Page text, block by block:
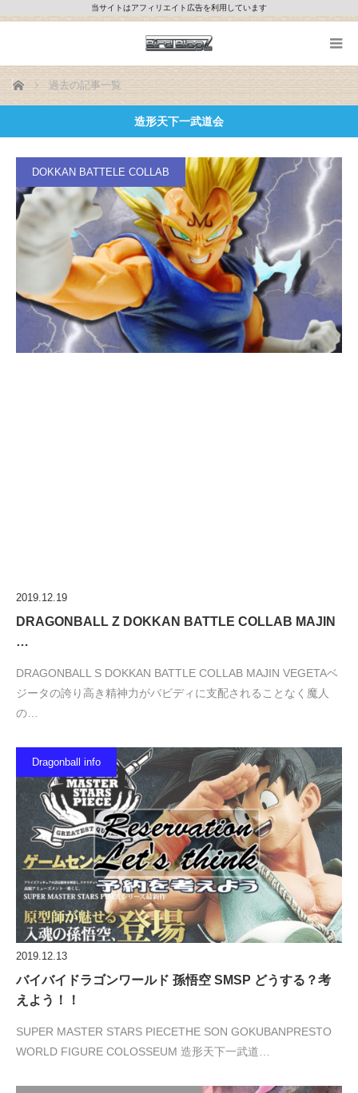
当サイトはアフィリエイト広告を利用しています
ホーム 過去の記事一覧
造形天下一武道会
DOKKAN BATTELE COLLAB
2019.12.19
DRAGONBALL Z DOKKAN BATTLE COLLAB MAJIN
…
DRAGONBALL S DOKKAN BATTLE COLLAB MAJIN VEGETAベ
ジータの誇り高き精神力がバビディに支配されることなく魔人
の…
Dragonball info
2019.12.13
バイバイドラゴンワールド 孫悟空 SMSP どうする？考
えよう！！
SUPER MASTER STARS PIECETHE SON GOKUBANPRESTO
WORLD FIGURE COLOSSEUM 造形天下一武道…